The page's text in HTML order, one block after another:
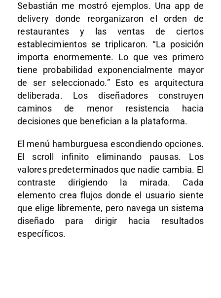
Sebastián me mostró ejemplos. Una app de
delivery donde reorganizaron el orden de
restaurantes y las ventas de ciertos
establecimientos se triplicaron. “La posición
importa enormemente. Lo que ves primero
tiene probabilidad exponencialmente mayor
de ser seleccionado.” Esto es arquitectura
deliberada. Los diseñadores construyen
caminos de menor resistencia hacia
decisiones que benefician a la plataforma.
El menú hamburguesa escondiendo opciones.
El scroll infinito eliminando pausas. Los
valores predeterminados que nadie cambia. El
contraste dirigiendo la mirada. Cada
elemento crea flujos donde el usuario siente
que elige libremente, pero navega un sistema
diseñado para dirigir hacia resultados
específicos.